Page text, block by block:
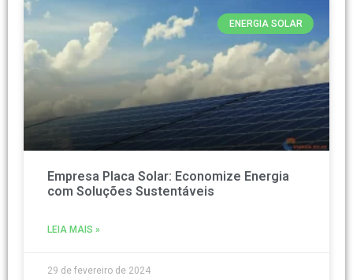
ENERGIA SOLAR
Empresa Placa Solar: Economize Energia
com Soluções Sustentáveis
LEIA MAIS »
29 de fevereiro de 2024